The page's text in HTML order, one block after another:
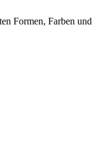
Formen, Farben und